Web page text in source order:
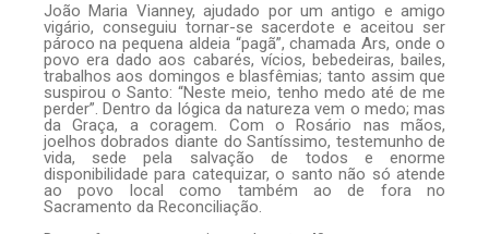
João Maria Vianney, ajudado por um antigo e amigo
vigário, conseguiu tornar-se sacerdote e aceitou ser
pároco na pequena aldeia “pagã”, chamada Ars, onde o
povo era dado aos cabarés, vícios, bebedeiras, bailes,
trabalhos aos domingos e blasfêmias; tanto assim que
suspirou o Santo: “Neste meio, tenho medo até de me
perder”. Dentro da lógica da natureza vem o medo; mas
da Graça, a coragem. Com o Rosário nas mãos,
joelhos dobrados diante do Santíssimo, testemunho de
vida, sede pela salvação de todos e enorme
disponibilidade para catequizar, o santo não só atende
ao povo local como também ao de fora no
Sacramento da Reconciliação.